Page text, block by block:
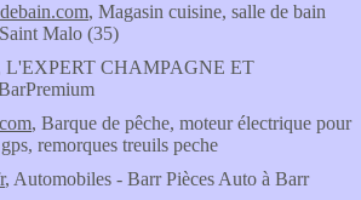
, Magasin cuisine, salle de bain
Malo (35)
L'EXPERT CHAMPAGNE ET
, Barque de pêche, moteur électrique pour
remorques treuils peche
, Automobiles - Barr Pièces Auto à Barr